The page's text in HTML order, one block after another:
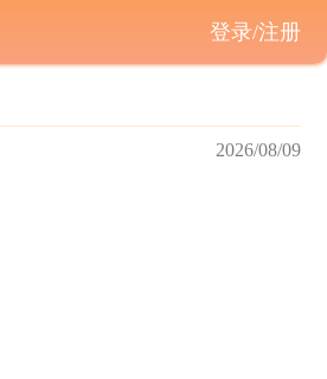
2026/08/09
登录/注册